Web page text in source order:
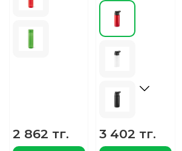
2 862 тг. 3 402 тг.